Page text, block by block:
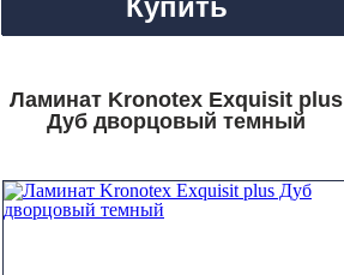
Ламинат Kronotex Exquisit plus
Дуб дворцовый темный